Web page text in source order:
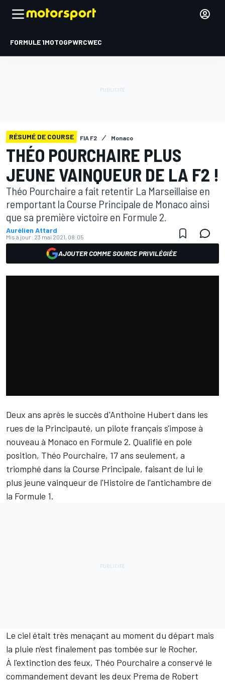
FORMULE 1MOTOGPWRCWEC
RÉSUMÉ DE COURSE FIA F2 Monaco
THÉO POURCHAIRE PLUS
JEUNE VAINQUEUR DE LA F2 !
Théo Pourchaire a fait retentir La Marseillaise en
remportant la Course Principale de Monaco ainsi
que sa première victoire en Formule 2.
Aurélien Attard
Mis à jour: 23 mai 2021, 08:05
AJOUTER COMME SOURCE PRIVILÉGIÉE
Deux ans après le succès d'Anthoine Hubert dans les
rues de la Principauté, un pilote français s'impose à
nouveau à Monaco en Formule 2. Qualifié en pole
position, Théo Pourchaire, 17 ans seulement, a
triomphé dans la Course Principale, faisant de lui le
plus jeune vainqueur de l'Histoire de l'antichambre de
la Formule 1.
Le ciel était très menaçant au moment du départ mais
la pluie n'est finalement pas tombée sur le Rocher.
À l'extinction des feux, Théo Pourchaire a conservé le
commandement devant les deux Prema de Robert